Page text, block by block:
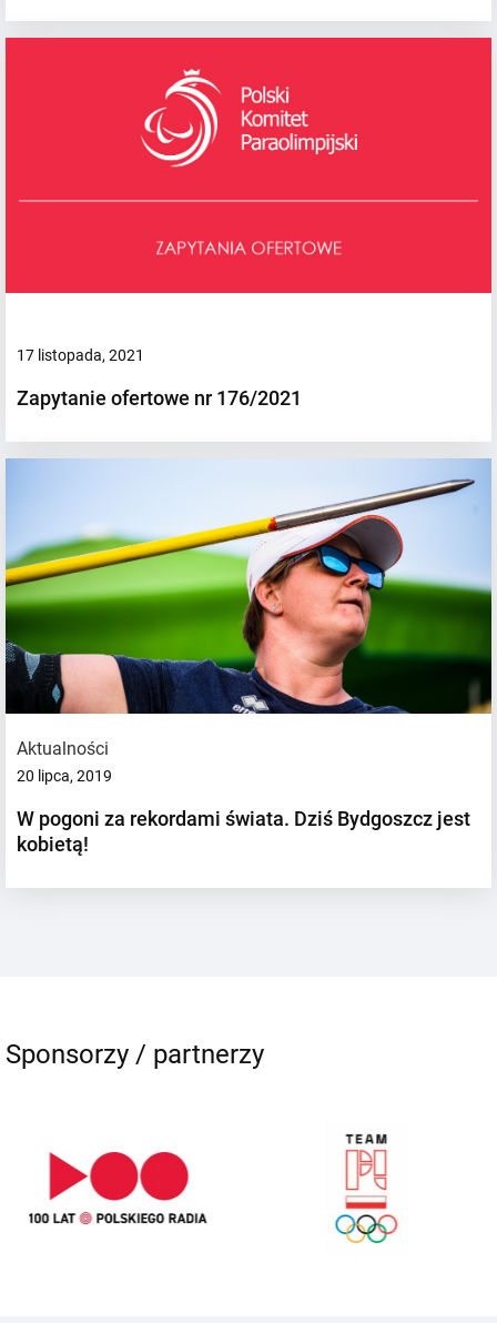
17 listopada, 2021
Zapytanie ofertowe nr 176/2021
Aktualności
20 lipca, 2019
W pogoni za rekordami świata. Dziś Bydgoszcz jest
kobietą!
Sponsorzy / partnerzy